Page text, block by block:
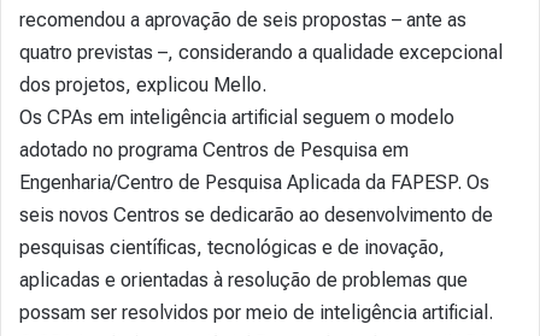
recomendou a aprovação de seis propostas – ante as
quatro previstas –, considerando a qualidade excepcional
dos projetos, explicou Mello.
Os CPAs em inteligência artificial seguem o modelo
adotado no programa Centros de Pesquisa em
Engenharia/Centro de Pesquisa Aplicada da FAPESP. Os
seis novos Centros se dedicarão ao desenvolvimento de
pesquisas científicas, tecnológicas e de inovação,
aplicadas e orientadas à resolução de problemas que
possam ser resolvidos por meio de inteligência artificial.